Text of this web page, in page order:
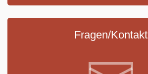
Fragen/Kontakt